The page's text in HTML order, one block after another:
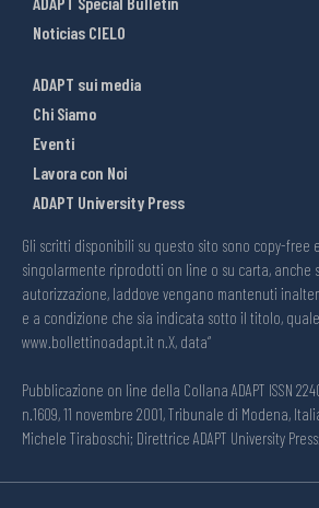
Noticias CIELO
ADAPT sui media
Chi Siamo
Eventi
Lavora con Noi
ADAPT University Press
Gli scritti disponibili su questo sito sono copy-free
singolarmente riprodotti on line o su carta, anche
autorizzazione, laddove vengano mantenuti
e a condizione che sia indicata sotto il titolo,
www.bollettinoadapt.it n.X, data“
Pubblicazione on line della Collana ADAPT ISSN
n.1609, 11 novembre 2001, Tribunale di Modena,
Michele Tiraboschi; Direttrice ADAPT University